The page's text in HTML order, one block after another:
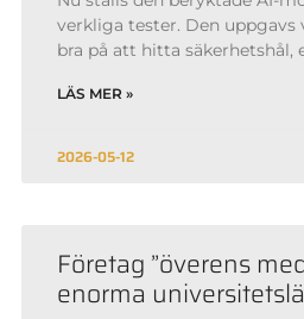
verkliga tester. Den uppgavs
bra på att hitta säkerhetshål,
LÄS MER »
2026-05-12
Företag ”överens
enorma